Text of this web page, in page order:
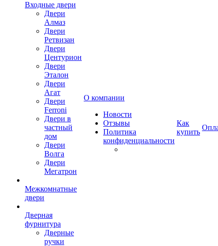
Входные двери
Двери
Алмаз
Двери
Ретвизан
Двери
Центурион
Двери
Эталон
Двери
Агат
Двери
Ferroni
Двери в
частный
дом
Двери
Волга
Двери
Мегатрон
Межкомнатные
двери
Дверная
фурнитура
Дверные
ручки
О компании
Новости
Отзывы
Политика
конфиденциальности
Как
купить